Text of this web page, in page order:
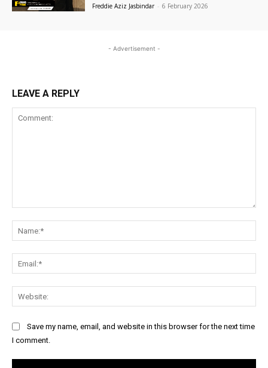
Freddie Aziz Jasbindar - 6 February 2026
- Advertisement -
LEAVE A REPLY
Save my name, email, and website in this browser for the next time
I comment.